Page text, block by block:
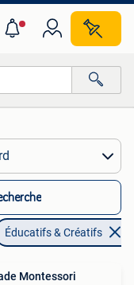
Éducatifs & Créatifs
Montessori